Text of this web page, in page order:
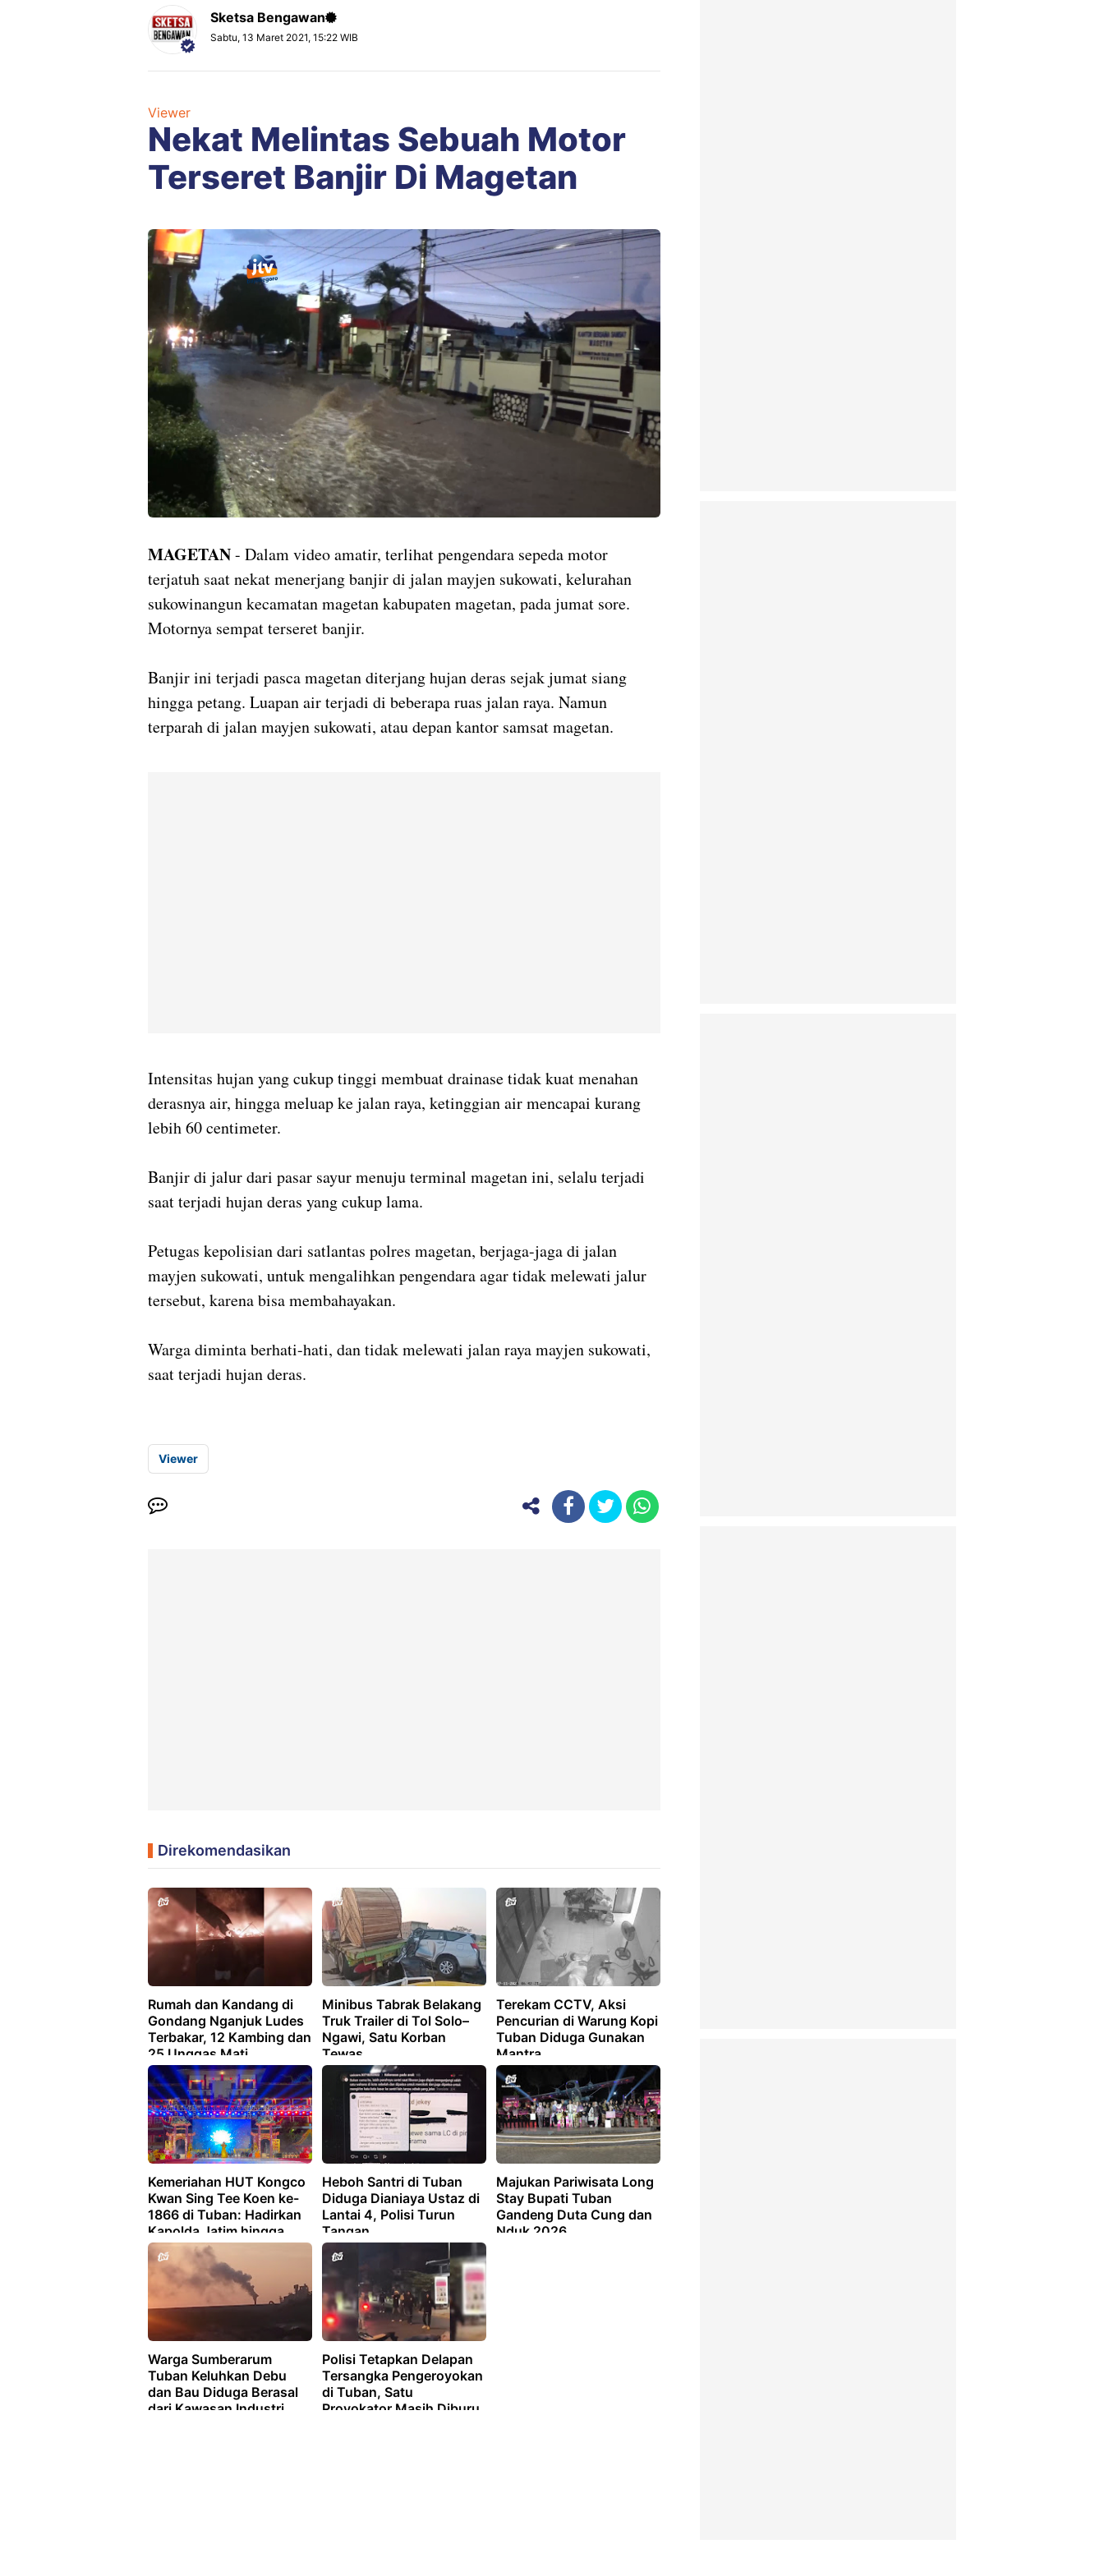
Sketsa Bengawan
Sabtu, 13 Maret 2021, 15:22 WIB
Viewer
Nekat Melintas Sebuah Motor
Terseret Banjir Di Magetan
MAGETAN- Dalam video amatir, terlihat pengendara sepeda motor
terjatuh saat nekat menerjang banjir di jalan mayjen sukowati, kelurahan
sukowinangun kecamatan magetan kabupaten magetan, pada jumat sore.
Motornya sempat terseret banjir.
Banjir ini terjadi pasca magetan diterjang hujan deras sejak jumat siang
hingga petang. Luapan air terjadi di beberapa ruas jalan raya. Namun
terparah di jalan mayjen sukowati, atau depan kantor samsat magetan.
Intensitas hujan yang cukup tinggi membuat drainase tidak kuat menahan
derasnya air, hingga meluap ke jalan raya, ketinggian air mencapai kurang
lebih 60 centimeter.
Banjir di jalur dari pasar sayur menuju terminal magetan ini, selalu terjadi
saat terjadi hujan deras yang cukup lama.
Petugas kepolisian dari satlantas polres magetan, berjaga-jaga di jalan
mayjen sukowati, untuk mengalihkan pengendara agar tidak melewati jalur
tersebut, karena bisa membahayakan.
Warga diminta berhati-hati, dan tidak melewati jalan raya mayjen sukowati,
saat terjadi hujan deras.
Viewer
Direkomendasikan
Rumah dan Kandang di
Gondang Nganjuk Ludes
Terbakar, 12 Kambing dan
25 Unggas Mati
Terpanggang
Minibus Tabrak Belakang
Truk Trailer di Tol Solo–
Ngawi, Satu Korban
Tewas
Terekam CCTV, Aksi
Pencurian di Warung Kopi
Tuban Diduga Gunakan
Mantra
Kemeriahan HUT Kongco
Kwan Sing Tee Koen ke-
1866 di Tuban: Hadirkan
Kapolda Jatim hingga
Gandeng UMKM
Heboh Santri di Tuban
Diduga Dianiaya Ustaz di
Lantai 4, Polisi Turun
Tangan
Majukan Pariwisata Long
Stay Bupati Tuban
Gandeng Duta Cung dan
Nduk 2026
Warga Sumberarum
Tuban Keluhkan Debu
dan Bau Diduga Berasal
dari Kawasan Industri
Polisi Tetapkan Delapan
Tersangka Pengeroyokan
di Tuban, Satu
Provokator Masih Diburu